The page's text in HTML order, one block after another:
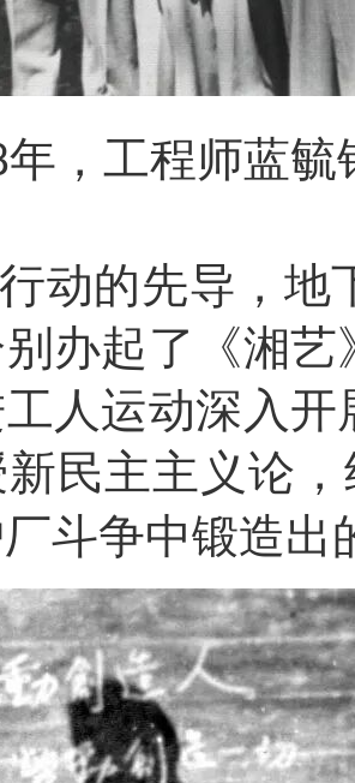
年，工程师蓝毓
动的先导，地
别办起了《湘
人运动深入
民主主义论
斗争中锻造出